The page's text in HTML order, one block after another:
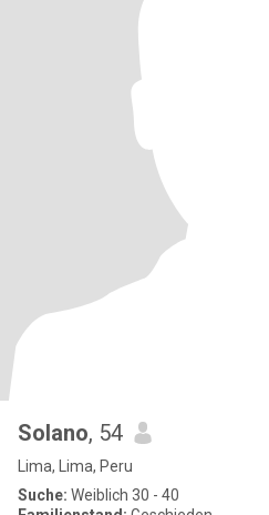
Solano, 54
Lima, Lima, Peru
Suche: Weiblich 30 - 40